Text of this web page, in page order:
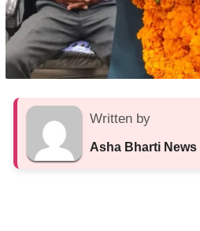
Written by
Asha Bharti News